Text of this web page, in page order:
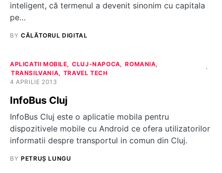
inteligent, că termenul a devenit sinonim cu capitala
pe…
BY CĂLĂTORUL DIGITAL
APLICATII MOBILE CLUJ-NAPOCA
ROMANIA
TRANSILVANIA
TRAVEL TECH
4 APRILIE 2013
InfoBus Cluj
InfoBus Cluj este o aplicatie mobila pentru
dispozitivele mobile cu Android ce ofera utilizatorilor
informatii despre transportul in comun din Cluj.
BY PETRUȘ LUNGU